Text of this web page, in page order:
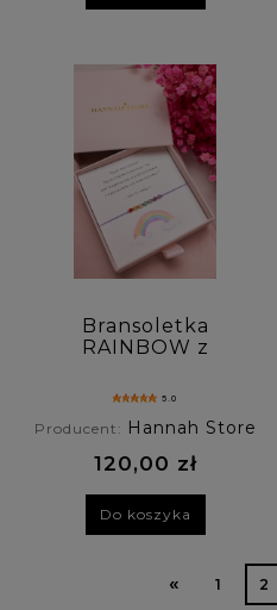
Bransoletka
RAINBOW z
naturalnych
5.0
Producent: Hannah Store
120,00 zł
Do koszyka
« 1 2